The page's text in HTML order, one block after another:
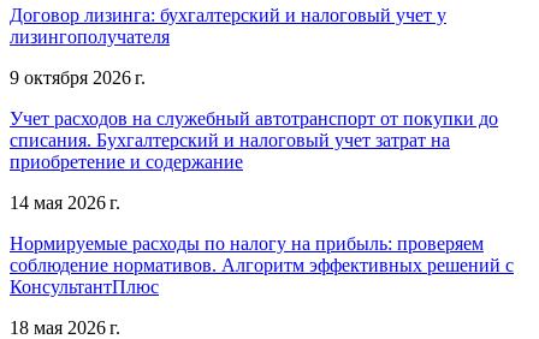
Договор лизинга: бухгалтерский и налоговый учет у
лизингополучателя
9 октября 2026 г.
Учет расходов на служебный автотранспорт от покупки до
списания. Бухгалтерский и налоговый учет затрат на
приобретение и содержание
14 мая 2026 г.
Нормируемые расходы по налогу на прибыль: проверяем
соблюдение нормативов. Алгоритм эффективных решений с
КонсультантПлюс
18 мая 2026 г.